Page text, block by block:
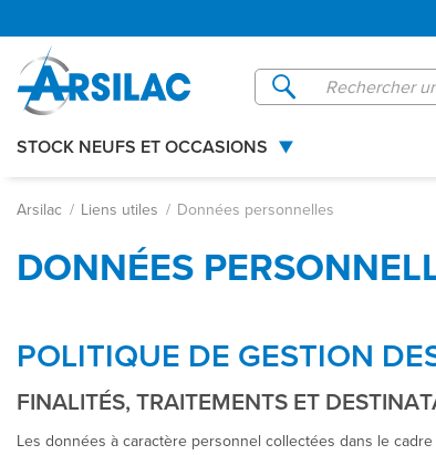
STOCK NEUFS ET OCCASIONS
Arsilac Liens utiles Données personnelles
DONNÉES
POLITIQUE DE GESTION
FINALITÉS, TRAITEMENTS ET
Les données à caractère personnel collectées dans le